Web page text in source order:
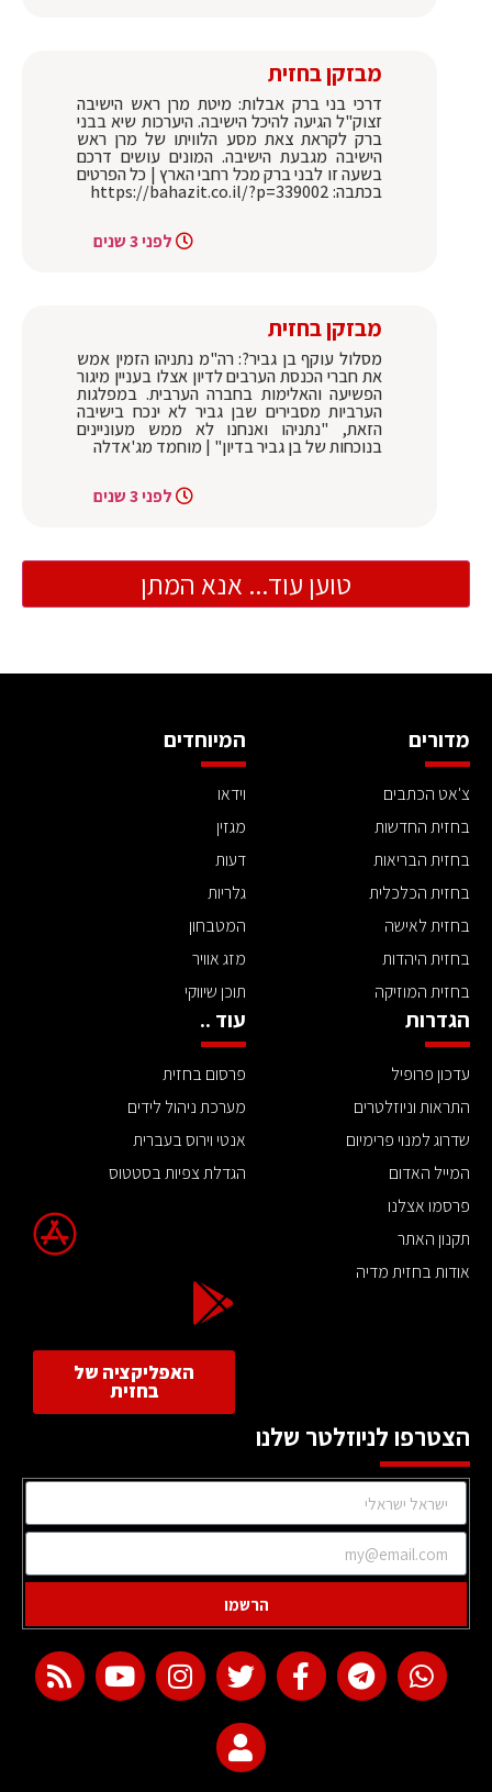
מבזקן בחזית
דרכי בני ברק אבלות: מיטת מרן ראש הישיבה
זצוק"ל הגיעה להיכל הישיבה. היערכות שיא בבני
ברק לקראת צאת מסע הלוויתו של מרן ראש
הישיבה מגבעת הישיבה. המונים עושים דרכם
בשעה זו לבני ברק מכל רחבי הארץ | כל הפרטים
בכתבה: https://bahazit.co.il/?p=339002
לפני 3 שנים
מבזקן בחזית
מסלול עוקף בן גביר?: רה"מ נתניהו הזמין אמש
את חברי הכנסת הערבים לדיון אצלו בעניין מיגור
הפשיעה והאלימות בחברה הערבית. במפלגות
הערביות מסבירים שבן גביר לא ינכח בישיבה
הזאת, "נתניהו ואנחנו לא ממש מעוניינים
בנוכחות של בן גביר בדיון" | מוחמד מג'אדלה
לפני 3 שנים
טוען עוד... אנא המתן
מדורים
צ'אט הכתבים
בחזית החדשות
בחזית הבריאות
בחזית הכלכלית
בחזית לאישה
בחזית היהדות
בחזית המוזיקה
המיוחדים
וידאו
מגזין
דעות
גלריות
המטבחון
מזג אוויר
תוכן שיווקי
הגדרות
עדכון פרופיל
התראות וניוזלטרים
שדרוג למנוי פרימיום
המייל האדום
פרסמו אצלנו
תקנון האתר
אודות בחזית מדיה
עוד ..
פרסום בחזית
מערכת ניהול לידים
אנטי וירוס בעברית
הגדלת צפיות בסטטוס
האפליקציה של
בחזית
הצטרפו לניוזלטר שלנו
הרשמו